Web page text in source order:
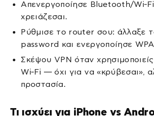
Απενεργοποίησε Bluetooth/
χρειάζεσαι.
Ρύθμισε το router σου: άλλαξε
password και ενεργοποίησε
Σκέψου VPN όταν
Wi‑Fi — όχι για να «κρύβεσαι»,
προστασία.
Τι ισχύει για iPhone vs